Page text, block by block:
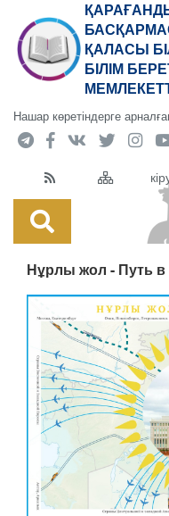
ҚАЛАСЫ
БІЛІМ
Нашар көретіндерге
Нұрлы жол - Путь